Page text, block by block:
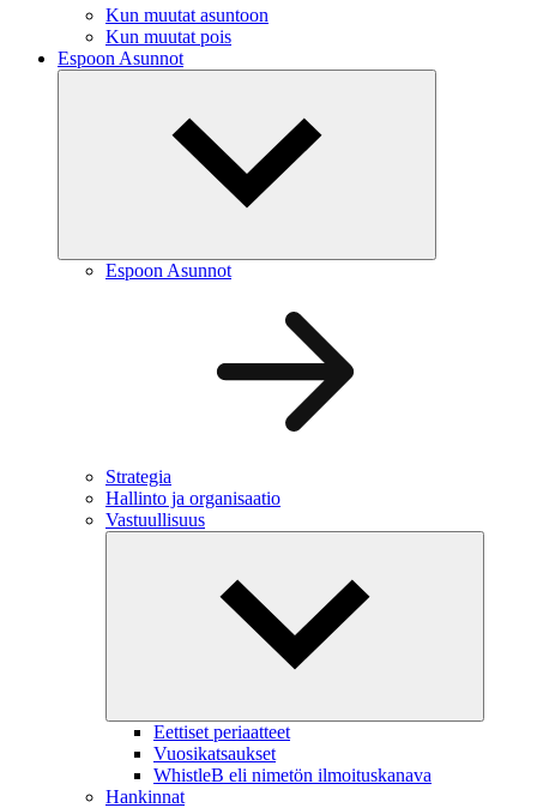
Kun muutat asuntoon
Kun muutat pois
Espoon Asunnot
Espoon Asunnot
Strategia
Hallinto ja organisaatio
Vastuullisuus
Eettiset periaatteet
Vuosikatsaukset
WhistleB eli nimetön ilmoituskanava
Hankinnat